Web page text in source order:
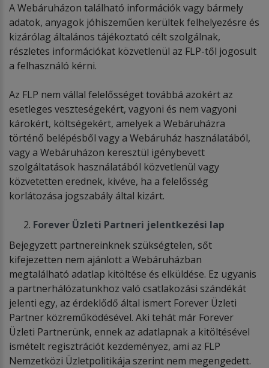
A Webáruházon található információk vagy bármely
adatok, anyagok jóhiszeműen kerültek felhelyezésre és
kizárólag általános tájékoztató célt szolgálnak,
részletes információkat közvetlenül az FLP-től jogosult
a felhasználó kérni.
Az FLP nem vállal felelősséget továbbá azokért az
esetleges veszteségekért, vagyoni és nem vagyoni
károkért, költségekért, amelyek a Webáruházra
történő belépésből vagy a Webáruház használatából,
vagy a Webáruházon keresztül igénybevett
szolgáltatások használatából közvetlenül vagy
közvetetten erednek, kivéve, ha a felelősség
korlátozása jogszabály által kizárt.
Forever Üzleti Partneri jelentkezési lap
Bejegyzett partnereinknek szükségtelen, sőt
kifejezetten nem ajánlott a Webáruházban
megtalálható adatlap kitöltése és elküldése. Ez ugyanis
a partnerhálózatunkhoz való csatlakozási szándékát
jelenti egy, az érdeklődő által ismert Forever Üzleti
Partner közreműködésével. Aki tehát már Forever
Üzleti Partnerünk, ennek az adatlapnak a kitöltésével
ismételt regisztrációt kezdeményez, ami az FLP
Nemzetközi Üzletpolitikája szerint nem megengedett.